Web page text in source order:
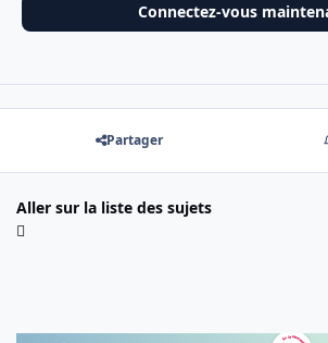
Connectez-vous
Partager
Aller sur la liste des sujets